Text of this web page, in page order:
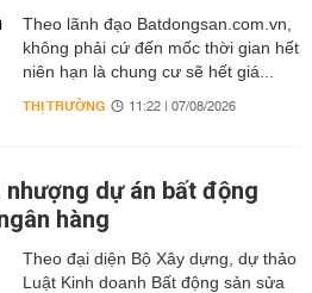
Theo lãnh đạo Batdongsan.com.vn,
không phải cứ đến mốc thời gian hết
niên hạn là chung cư sẽ hết giá...
THỊ TRƯỜNG 11:22 | 07/08/2026
dự án bất động
hàng
Theo đại diện Bộ Xây dựng, dự thảo
Luật Kinh doanh Bất động sản sửa